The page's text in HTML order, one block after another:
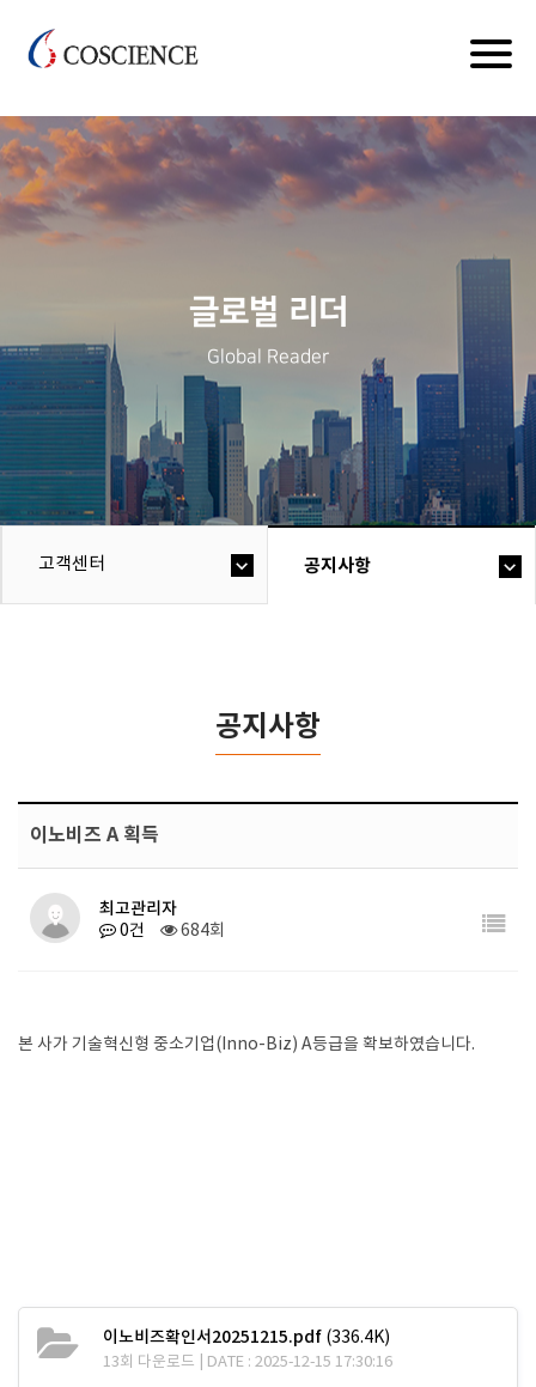
글로벌 리더
Global Reader
고객센터 공지사항
공지사항
이노비즈 A 획득
최고관리자
0건 684회
본 사가 기술혁신형 중소기업(Inno-Biz) A등급을 확보하였습니다.
이노비즈확인서20251215.pdf (336.4K)
13회 다운로드 | DATE : 2025-12-15 17:30:16